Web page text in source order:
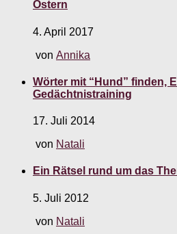
Ostern
4. April 2017
von Annika
Wörter mit “Hund” finden,
Gedächtnistraining
17. Juli 2014
von Natali
Ein Rätsel rund um das
5. Juli 2012
von Natali